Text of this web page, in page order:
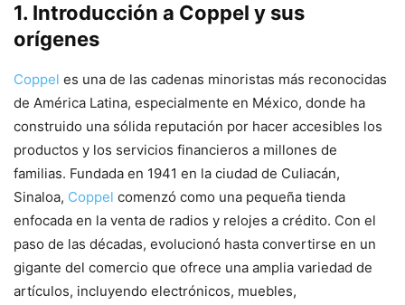
1. Introducción a Coppel y sus
orígenes
Coppel es una de las cadenas minoristas más reconocidas
de América Latina, especialmente en México, donde ha
construido una sólida reputación por hacer accesibles los
productos y los servicios financieros a millones de
familias. Fundada en 1941 en la ciudad de Culiacán,
Sinaloa, Coppel comenzó como una pequeña tienda
enfocada en la venta de radios y relojes a crédito. Con el
paso de las décadas, evolucionó hasta convertirse en un
gigante del comercio que ofrece una amplia variedad de
artículos, incluyendo electrónicos, muebles,